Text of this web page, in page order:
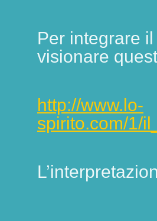
Per integrare il
visionare
http://www.lo-
spirito.com/1/